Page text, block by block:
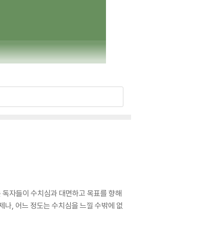
자들이 수치심과 대면하고 목표를 향해
나, 어느 정도는 수치심을 느낄 수밖에 없